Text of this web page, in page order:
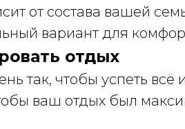
от состава вашей
вариант для
отдых
так, чтобы успеть всё
ваш отдых был